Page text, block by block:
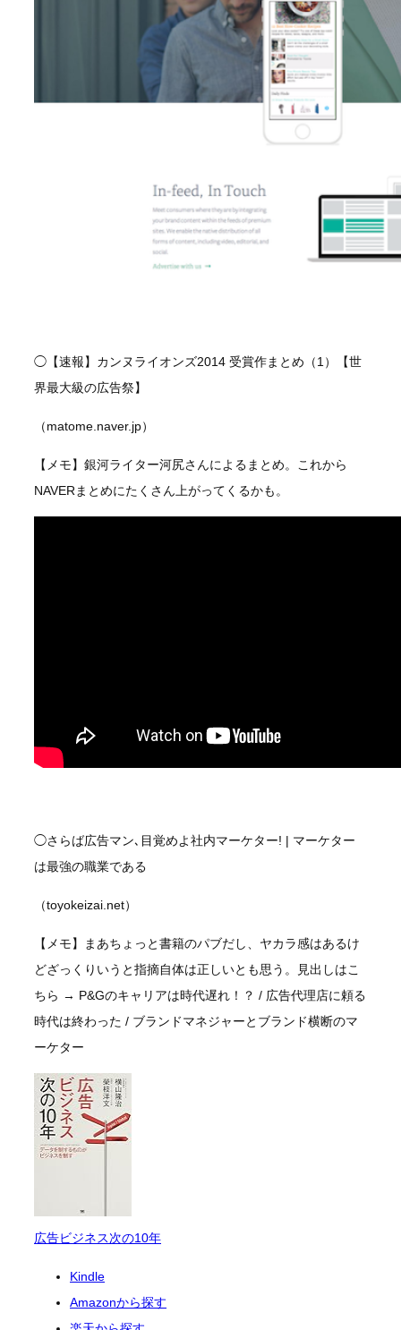
◯【速報】カンヌライオンズ2014 受賞作まとめ（1）【世
界最大級の広告祭】
（matome.naver.jp）
【メモ】銀河ライター河尻さんによるまとめ。これから
NAVERまとめにたくさん上がってくるかも。
◯さらば広告マン､目覚めよ社内マーケター! | マーケター
は最強の職業である
（toyokeizai.net）
【メモ】まあちょっと書籍のパブだし、ヤカラ感はあるけ
どざっくりいうと指摘自体は正しいとも思う。見出しはこ
ちら → P&Gのキャリアは時代遅れ！？ / 広告代理店に頼る
時代は終わった / ブランドマネジャーとブランド横断のマ
ーケター
広告ビジネス次の10年
Kindle
Amazonから探す